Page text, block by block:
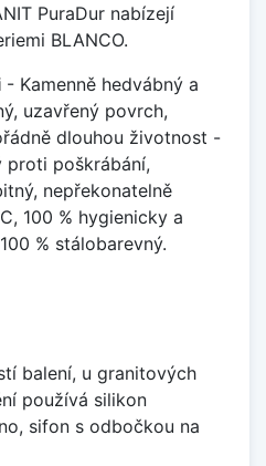
PuraDur nabízejí
BLANCO.
- Kamenně hedvábný a
uzavřený povrch,
dlouhou životnost -
proti poškrábání,
nepřekonatelně
100 % hygienicky a
% stálobarevný.
balení, u granitových
používá silikon
sifon s odbočkou na